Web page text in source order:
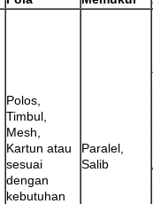
Polos,
Timbul,
Mesh,
Kartun atau
sesuai
dengan
kebutuhan
Paralel,
Salib